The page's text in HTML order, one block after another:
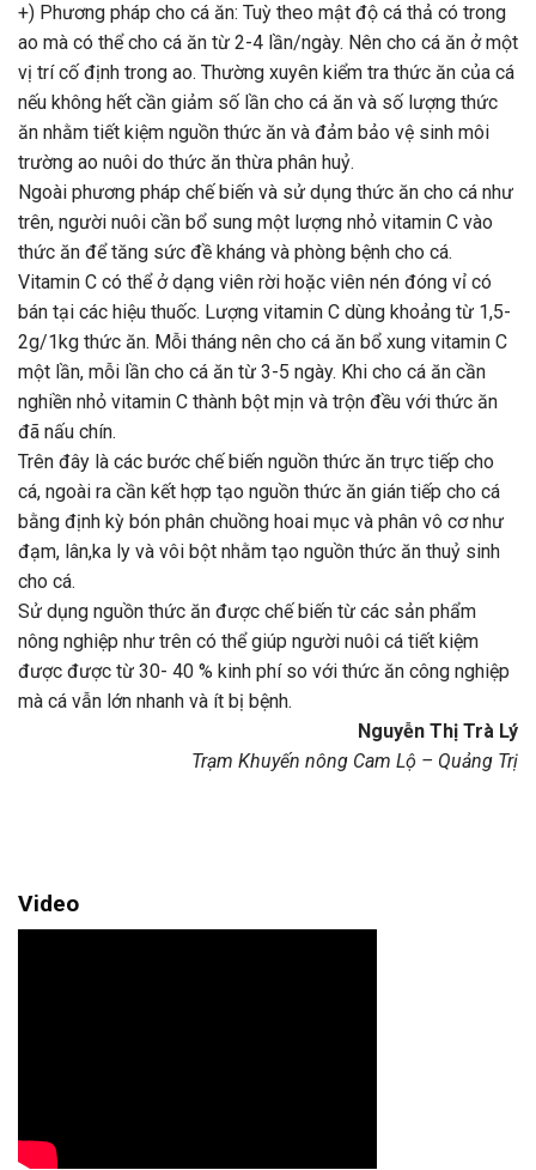
+) Phương pháp cho cá ăn: Tuỳ theo mật độ cá thả có trong
ao mà có thể cho cá ăn từ 2-4 lần/ngày. Nên cho cá ăn ở một
vị trí cố định trong ao. Thường xuyên kiểm tra thức ăn của cá
nếu không hết cần giảm số lần cho cá ăn và số lượng thức
ăn nhằm tiết kiệm nguồn thức ăn và đảm bảo vệ sinh môi
trường ao nuôi do thức ăn thừa phân huỷ.
Ngoài phương pháp chế biến và sử dụng thức ăn cho cá như
trên, người nuôi cần bổ sung một lượng nhỏ vitamin C vào
thức ăn để tăng sức đề kháng và phòng bệnh cho cá.
Vitamin C có thể ở dạng viên rời hoặc viên nén đóng vỉ có
bán tại các hiệu thuốc. Lượng vitamin C dùng khoảng từ 1,5-
2g/1kg thức ăn. Mỗi tháng nên cho cá ăn bổ xung vitamin C
một lần, mỗi lần cho cá ăn từ 3-5 ngày. Khi cho cá ăn cần
nghiền nhỏ vitamin C thành bột mịn và trộn đều với thức ăn
đã nấu chín.
Trên đây là các bước chế biến nguồn thức ăn trực tiếp cho
cá, ngoài ra cần kết hợp tạo nguồn thức ăn gián tiếp cho cá
bằng định kỳ bón phân chuồng hoai mục và phân vô cơ như
đạm, lân,ka ly và vôi bột nhằm tạo nguồn thức ăn thuỷ sinh
cho cá.
Sử dụng nguồn thức ăn được chế biến từ các sản phẩm
nông nghiệp như trên có thể giúp người nuôi cá tiết kiệm
được được từ 30- 40 % kinh phí so với thức ăn công nghiệp
mà cá vẫn lớn nhanh và ít bị bệnh.
Nguyễn Thị Trà Lý
Trạm Khuyến nông Cam Lộ – Quảng Trị
Video